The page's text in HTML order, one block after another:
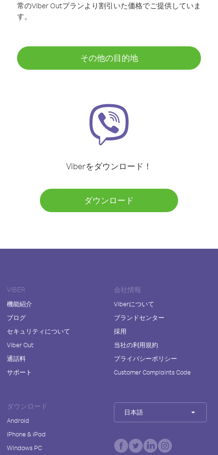
常のViber Outプランより割引いた価格でご提供していま
す。
その他の目的地
Viberをダウンロード！
ダウンロード
VIBER
機能紹介
ブログ
セキュリティについて
Viber Out
通話料
サポート
会社情報
Viberについて
ブランドセンター
採用
当社の利用規約
プライバシーポリシー
Customer Complaints Code
ダウンロード
Android
iPhone & iPad
Windows PC
日本語